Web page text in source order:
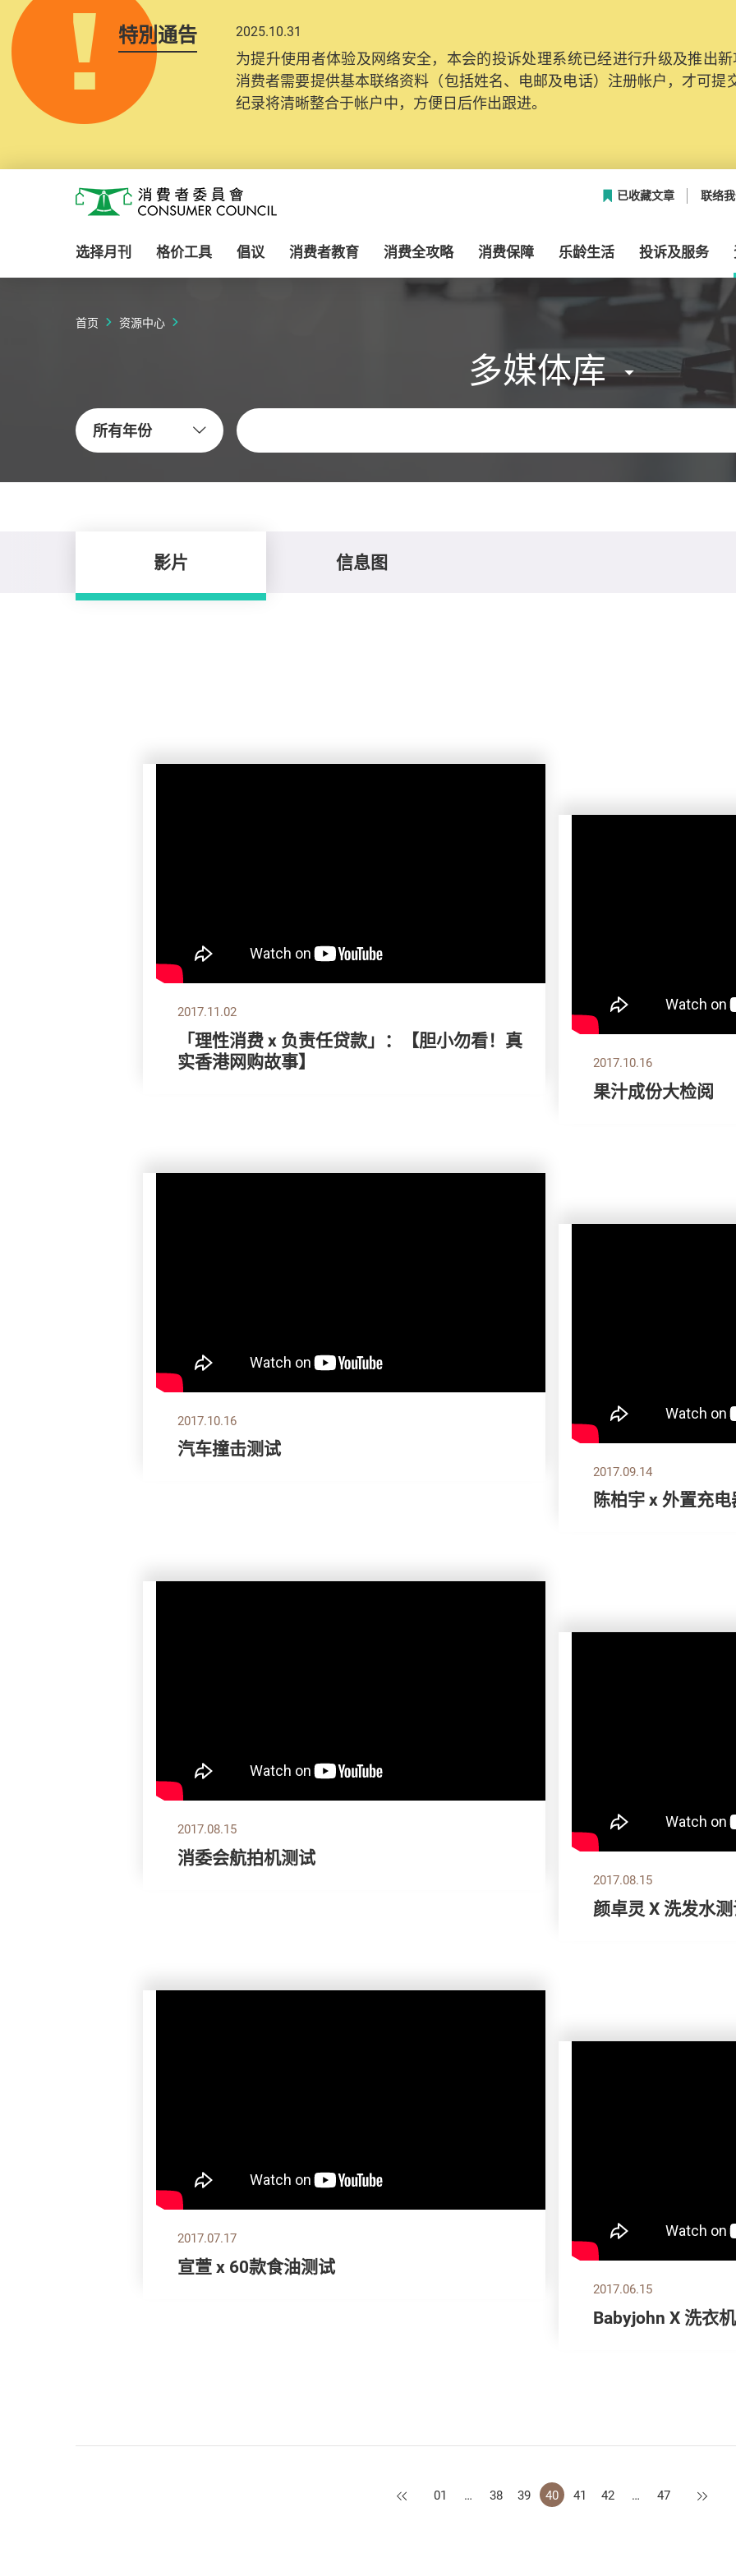
特別通告 2025.10.31
为提升使用者体验及网络安全，本会的投诉处理系统已经进行升级及推出
消费者需要提供基本联络资料（包括姓名、电邮及电话）注册帐户，才可提
纪录将清晰整合于帐户中，方便日后作出跟进。
消费者委员会
已收藏文章 联络
选择月刊 格价工具 倡议 消费者教育 消费全攻略 消费保障 乐龄生活 投诉及服务
首页 资源中心
多媒体库
所有年份
关键字
影片 信息图
2017.11.02
「理性消费 x 负责任贷款」：【胆小勿看！真
实香港网购故事】
2017.10.16
果汁成份大检阅
2017.10.16
汽车撞击测试
2017.09.14
陈柏宇 x 外置充电
2017.08.15
消委会航拍机测试
2017.08.15
颜卓灵 X 洗发水
2017.07.17
宣萱 x 60款食油测试
2017.06.15
Babyjohn X 洗衣机
上一页
01 … 38 39 40 41 42 … 47 下一页